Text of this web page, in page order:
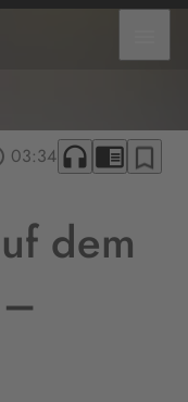
03:34 headphones chrome_reader_mode bookmark_border
dem